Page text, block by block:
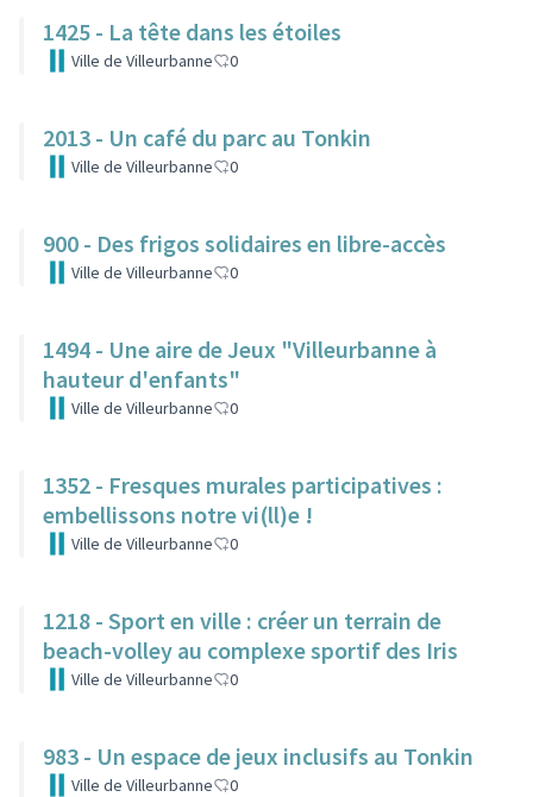
1425 - La tête dans les étoiles
Ville de Villeurbanne 0
2013 - Un café du parc au Tonkin
Ville de Villeurbanne 0
900 - Des frigos solidaires en libre-accès
Ville de Villeurbanne 0
1494 - Une aire de Jeux "Villeurbanne à
hauteur d'enfants"
Ville de Villeurbanne 0
1352 - Fresques murales participatives :
embellissons notre vi(ll)e !
Ville de Villeurbanne 0
1218 - Sport en ville : créer un terrain de
beach-volley au complexe sportif des Iris
Ville de Villeurbanne 0
983 - Un espace de jeux inclusifs au Tonkin
Ville de Villeurbanne 0